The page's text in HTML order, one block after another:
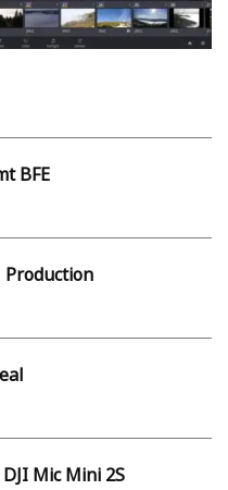
BFE
Mic Mini 2S